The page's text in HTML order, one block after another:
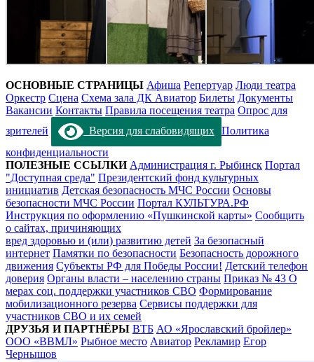
ОСНОВНЫЕ СТРАНИЦЫ Афиша Репертуар Люди театра
Оркестр Сцена Схема зала ДК Авиатор Билеты Документы
Вакансии Контакты Правила посещения театра Опрос для
зрителей
Версия для слабовидящих Политика
конфиденциальности
ПОЛЕЗНЫЕ ССЫЛКИ Администрация г. Рыбинск Портал
"Доступная среда" Президентский фонд культурных
инициатив Детская безопасность МЧС России Основы
безопасности МЧС России Портал КУЛЬТУРА.РФ
Инструкция по оформлению «Пушкинской карты» Сообщить
о сайтах, причиняющих
вред здоровью и (или) развитию детей За безопасный
интернет Памятки по безопасности Безопасность дорожного
движения Субъекты РФ для Победы России! Детский телефон
доверия Органы власти – населению страны Приказ № 43 О
мерах соц. поддержки участников СВО Формирование
мобилизационного резерва Сервисы поддержки для
участников СВО и их семей
ДРУЗЬЯ И ПАРТНЁРЫ ВТБ АО «Ярославский бройлер»
ООО «ВВМЛ» Рыбное место Авиатор Рекламир Егор
Чернышов